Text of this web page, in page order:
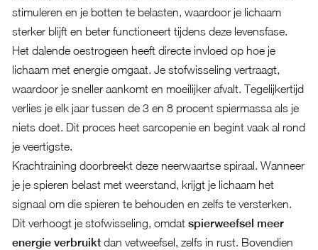
stimuleren en je botten te belasten, waardoor je lichaam
sterker blijft en beter functioneert tijdens deze levensfase.
Het dalende oestrogeen heeft directe invloed op hoe je
lichaam met energie omgaat. Je stofwisseling vertraagt,
waardoor je sneller aankomt en moeilijker afvalt. Tegelijkertijd
verlies je elk jaar tussen de 3 en 8 procent spiermassa als je
niets doet. Dit proces heet sarcopenie en begint vaak al rond
je veertigste.
Krachtraining doorbreekt deze neerwaartse spiraal. Wanneer
je je spieren belast met weerstand, krijgt je lichaam het
signaal om die spieren te behouden en zelfs te versterken.
Dit verhoogt je stofwisseling, omdat spierweefsel meer
energie verbruiktdan vetweefsel, zelfs in rust. Bovendien